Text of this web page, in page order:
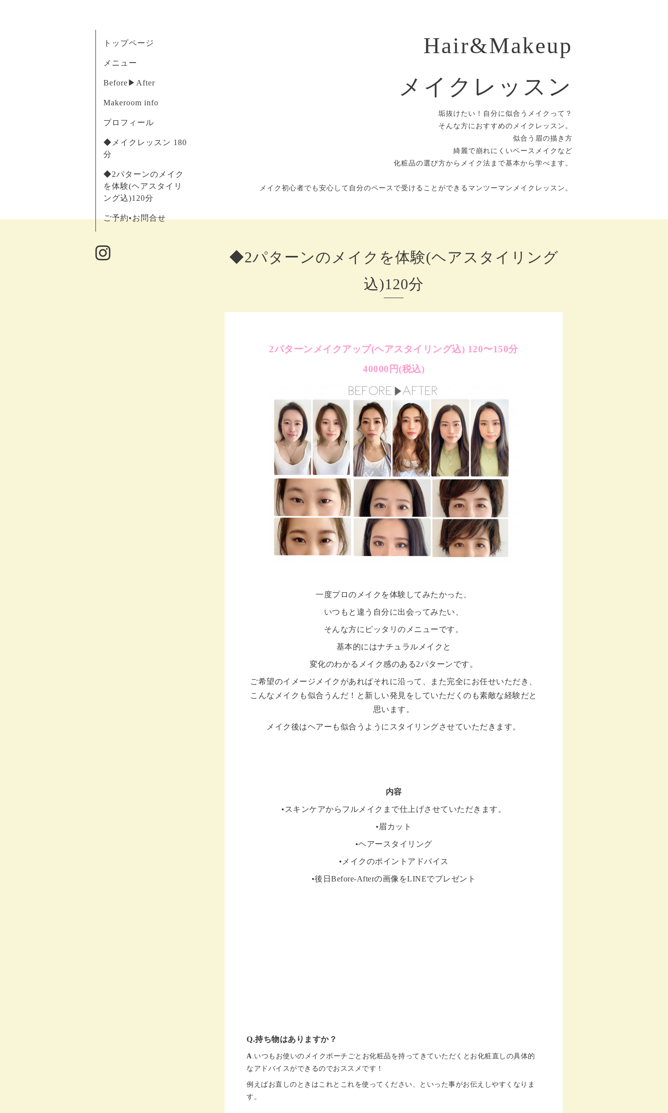
Hair&Makeup
メイクレッスン
垢抜けたい！自分に似合うメイクって？
そんな方におすすめのメイクレッスン。
似合う眉の描き方
綺麗で崩れにくいベースメイクなど
化粧品の選び方からメイク法まで基本から学べます。
メイク初心者でも安心して自分のペースで受けることができるマンツーマンメイクレッスン。
トップページ
メニュー
Before▶︎After
Makeroom info
プロフィール
◆メイクレッスン 180
分
◆2パターンのメイク
を体験(ヘアスタイリ
ング込)120分
ご予約•お問合せ
◆2パターンのメイクを体験(ヘアスタイリング
込)120分
2パターンメイクアップ(ヘアスタイリング込) 120〜150分
40000円(税込)
一度プロのメイクを体験してみたかった、
いつもと違う自分に出会ってみたい、
そんな方にピッタリのメニューです。
基本的にはナチュラルメイクと
変化のわかるメイク感のある2パターンです。
ご希望のイメージメイクがあればそれに沿って、また完全にお任せいただき、
こんなメイクも似合うんだ！と新しい発見をしていただくのも素敵な経験だと
思います。
メイク後はヘアーも似合うようにスタイリングさせていただきます。
内容
•スキンケアからフルメイクまで仕上げさせていただきます。
•眉カット
•ヘアースタイリング
•メイクのポイントアドバイス
•後日Before-Afterの画像をLINEでプレゼント
Q.持ち物はありますか？
A.いつもお使いのメイクポーチごとお化粧品を持ってきていただくとお化粧直しの具体的
なアドバイスができるのでおススメです！
例えばお直しのときはこれとこれを使ってください、といった事がお伝えしやすくなりま
す。